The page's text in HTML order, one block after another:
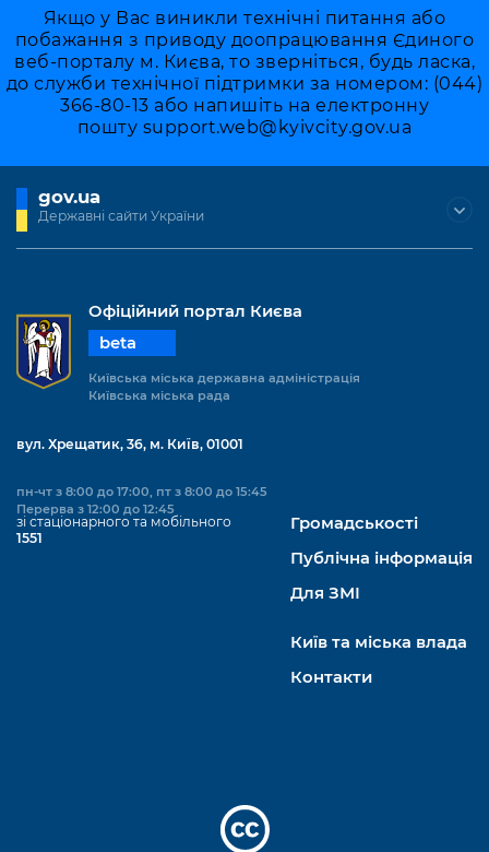
Якщо у Вас виникли технічні питання або
побажання з приводу доопрацювання Єдиного
веб-порталу м. Києва, то зверніться, будь ласка,
до служби технічної підтримки за номером: (044)
366-80-13 або напишіть на електронну
пошту support.web@kyivcity.gov.ua
gov.ua
Державні сайти України
Офіційний портал Києва
beta
Київська міська державна адміністрація
Київська міська рада
вул. Хрещатик, 36, м. Київ, 01001
пн-чт з 8:00 до 17:00, пт з 8:00 до 15:45
Перерва з 12:00 до 12:45
зі стаціонарного та мобільного
1551
Громадськості
Публічна інформація
Для ЗМІ
Київ та міська влада
Контакти